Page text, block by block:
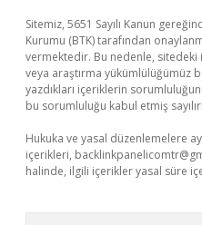
Sitemiz, 5651 Sayılı Kanun
Kurumu (BTK) tarafından
vermektedir. Bu nedenle,
veya araştırma yükümlülüğümüz
yazdıkları içeriklerin
bu sorumluluğu kabul etmiş
Hukuka ve yasal düzenlemelere
içerikleri,
halinde, ilgili içerikler yasal süre